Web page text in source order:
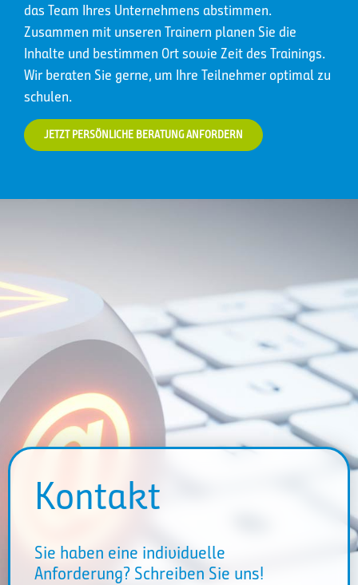
das Team Ihres Unternehmens abstimmen.
Zusammen mit unseren Trainern planen Sie die
Inhalte und bestimmen Ort sowie Zeit des Trainings.
Wir beraten Sie gerne, um Ihre Teilnehmer optimal zu
schulen.
JETZT PERSÖNLICHE BERATUNG ANFORDERN
Kontakt
Sie haben eine individuelle
Anforderung? Schreiben Sie uns!